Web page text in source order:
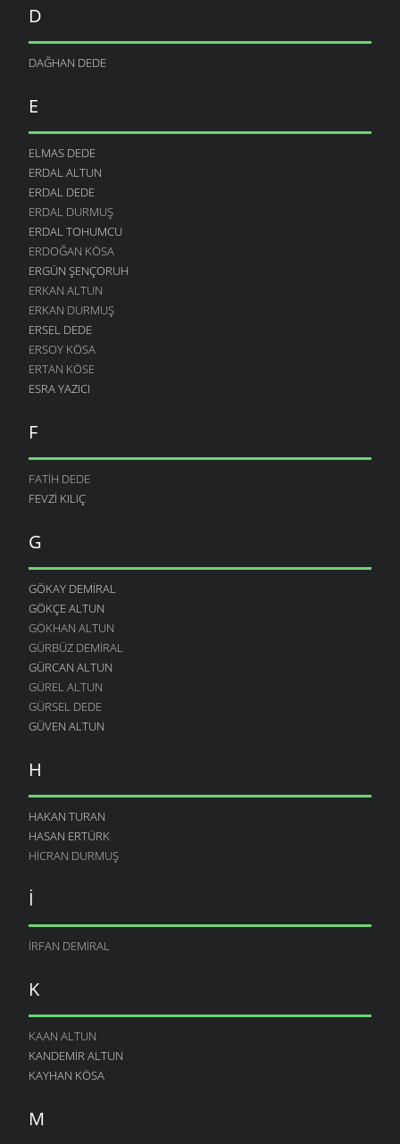
D
DAĞHAN DEDE
E
ELMAS DEDE
ERDAL ALTUN
ERDAL DEDE
ERDAL DURMUŞ
ERDAL TOHUMCU
ERDOĞAN KÖSA
ERGÜN ŞENÇORUH
ERKAN ALTUN
ERKAN DURMUŞ
ERSEL DEDE
ERSOY KÖSA
ERTAN KÖSE
ESRA YAZICI
F
FATIH DEDE
FEVZI KILIÇ
G
GÖKAY DEMIRAL
GÖKÇE ALTUN
GÖKHAN ALTUN
GÜRBÜZ DEMIRAL
GÜRCAN ALTUN
GÜREL ALTUN
GÜRSEL DEDE
GÜVEN ALTUN
H
HAKAN TURAN
HASAN ERTÜRK
HICRAN DURMUŞ
İ
İRFAN DEMIRAL
K
KAAN ALTUN
KANDEMIR ALTUN
KAYHAN KÖSA
M